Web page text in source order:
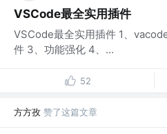
VSCode最全实用插件
VSCode最全实用插件 1、
件 3、功能强化 4、...
52
方方孜 赞了这篇文章